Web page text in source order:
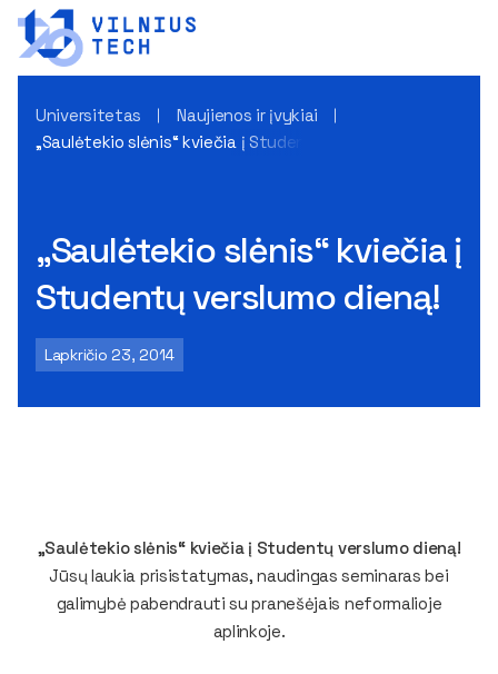
Universitetas
Naujienos ir įvykiai
„Saulėtekio slėnis“ kviečia į Studentų verslumo dieną!
„Saulėtekio slėnis“ kviečia į
Studentų verslumo dieną!
Lapkričio 23, 2014
„Saulėtekio slėnis“ kviečia į Studentų verslumo dieną!
Jūsų laukia prisistatymas, naudingas seminaras bei
galimybė pabendrauti su pranešėjais neformalioje
aplinkoje.